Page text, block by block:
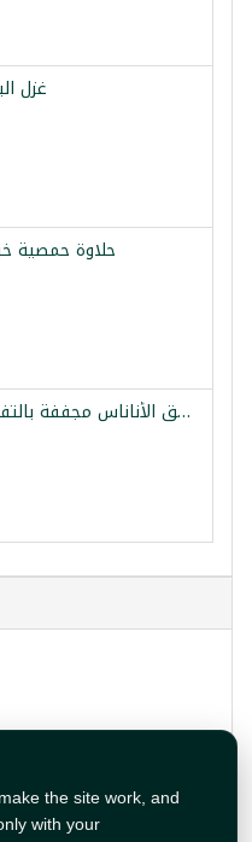
the site work, and
with your
غزل
حلاوة حمصية خبزية
رقائق الأناناس مجففة بالتفريز شاري 25غ